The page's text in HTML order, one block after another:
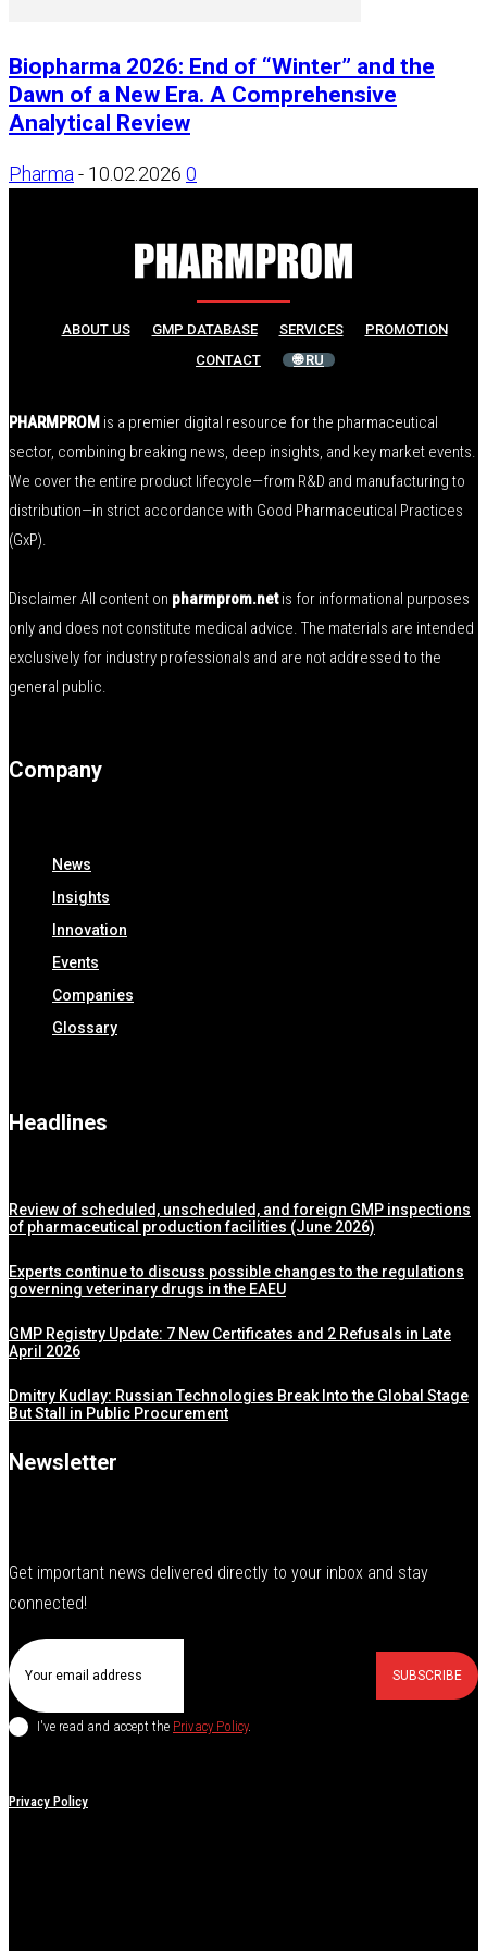
Biopharma 2026: End of “Winter” and the
Dawn of a New Era. A Comprehensive
Analytical Review
Pharma - 10.02.2026 0
ABOUT US GMP DATABASE SERVICES
PROMOTION
CONTACT
🌐 RU
PHARMPROM is a premier digital resource for the pharmaceutical
sector, combining breaking news, deep insights, and key market events.
We cover the entire product lifecycle—from R&D and manufacturing to
distribution—in strict accordance with Good Pharmaceutical Practices
(GxP).
Disclaimer All content on pharmprom.netis for informational purposes
only and does not constitute medical advice. The materials are intended
exclusively for industry professionals and are not addressed to the
general public.
Company
News
Insights
Innovation
Events
Companies
Glossary
Headlines
Review of scheduled, unscheduled, and foreign GMP inspections
of pharmaceutical production facilities (June 2026)
Experts continue to discuss possible changes to the regulations
governing veterinary drugs in the EAEU
GMP Registry Update: 7 New Certificates and 2 Refusals in Late
April 2026
Dmitry Kudlay: Russian Technologies Break Into the Global Stage
But Stall in Public Procurement
Newsletter
Get important news delivered directly to your inbox and stay
connected!
SUBSCRIBE
I've read and accept the Privacy Policy.
Privacy Policy